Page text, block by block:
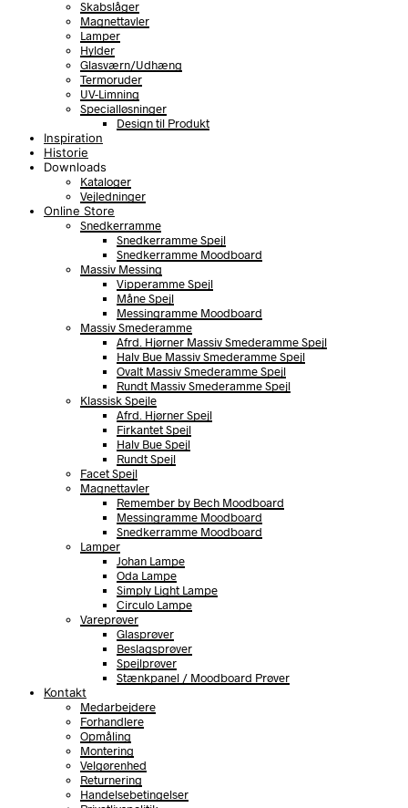
Skabslåger
Magnettavler
Lamper
Hylder
Glasværn/Udhæng
Termoruder
UV-Limning
Specialløsninger
Design til Produkt
Inspiration
Historie
Downloads
Kataloger
Vejledninger
Online Store
Snedkerramme
Snedkerramme Spejl
Snedkerramme Moodboard
Massiv Messing
Vipperamme Spejl
Måne Spejl
Messingramme Moodboard
Massiv Smederamme
Afrd. Hjørner Massiv Smederamme Spejl
Halv Bue Massiv Smederamme Spejl
Ovalt Massiv Smederamme Spejl
Rundt Massiv Smederamme Spejl
Klassisk Spejle
Afrd. Hjørner Spejl
Firkantet Spejl
Halv Bue Spejl
Rundt Spejl
Facet Spejl
Magnettavler
Remember by Bech Moodboard
Messingramme Moodboard
Snedkerramme Moodboard
Lamper
Johan Lampe
Oda Lampe
Simply Light Lampe
Circulo Lampe
Vareprøver
Glasprøver
Beslagsprøver
Spejlprøver
Stænkpanel / Moodboard Prøver
Kontakt
Medarbejdere
Forhandlere
Opmåling
Montering
Velgørenhed
Returnering
Handelsebetingelser